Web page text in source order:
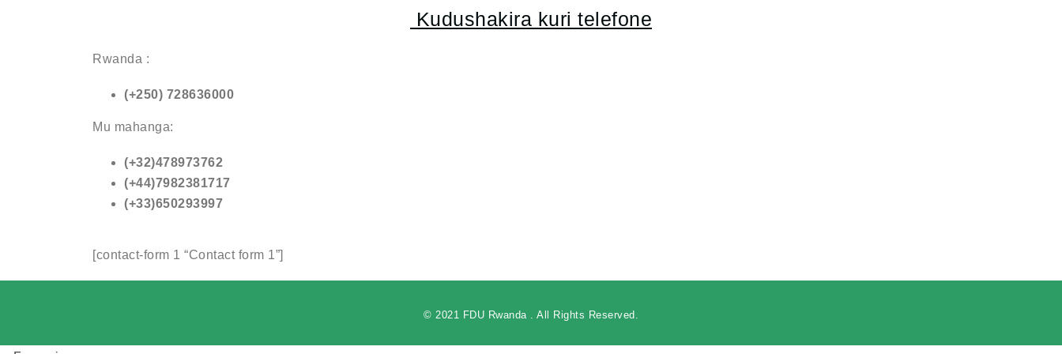
Kudushakira kuri telefone
Rwanda :
(+250) 728636000
Mu mahanga:
(+32)478973762
(+44)7982381717
(+33)650293997
[contact-form 1 “Contact form 1”]
© 2021 FDU Rwanda . All Rights Reserved.